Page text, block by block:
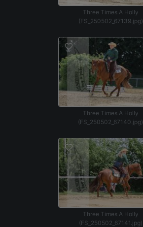
Three Times A Holly
(FS_250502_67139.jpg)
Three Times A Holly
(FS_250502_67140.jpg)
Three Times A Holly
(FS_250502_67141.jpg)